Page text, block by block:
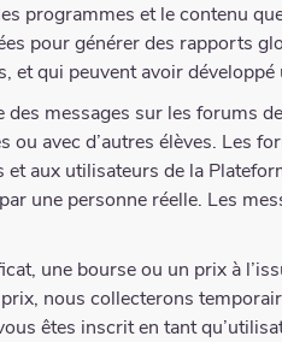
programmes et le contenu
pour générer des rapports
et qui peuvent avoir
messages sur les forums
avec d’autres élèves. Les
aux utilisateurs de la
une personne réelle. Les
une bourse ou un prix à
nous collecterons
êtes inscrit en tant